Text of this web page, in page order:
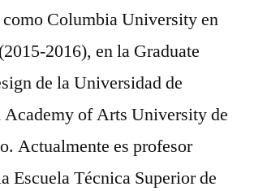
Columbia University en
2016), en la Graduate
de la Universidad de
Academy of Arts University de
Actualmente es profesor
Escuela Técnica Superior de